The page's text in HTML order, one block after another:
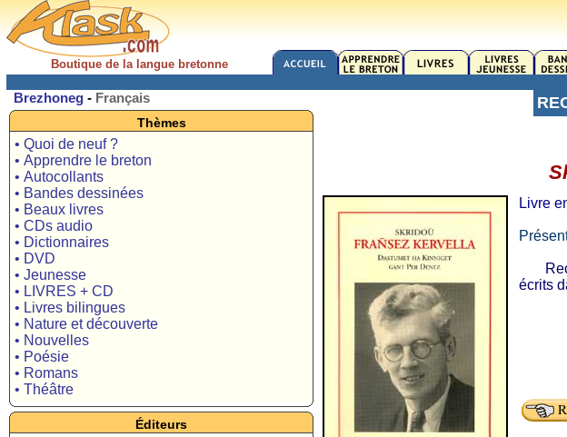
Boutique de la langue bretonne
Brezhoneg - Français
Thèmes
• Quoi de neuf ?
• Apprendre le breton
• Autocollants
• Bandes dessinées
• Beaux livres
• CDs audio
• Dictionnaires
• DVD
• Jeunesse
• LIVRES + CD
• Livres bilingues
• Nature et découverte
• Nouvelles
• Poésie
• Romans
• Théâtre
Éditeurs
Livre
écrits